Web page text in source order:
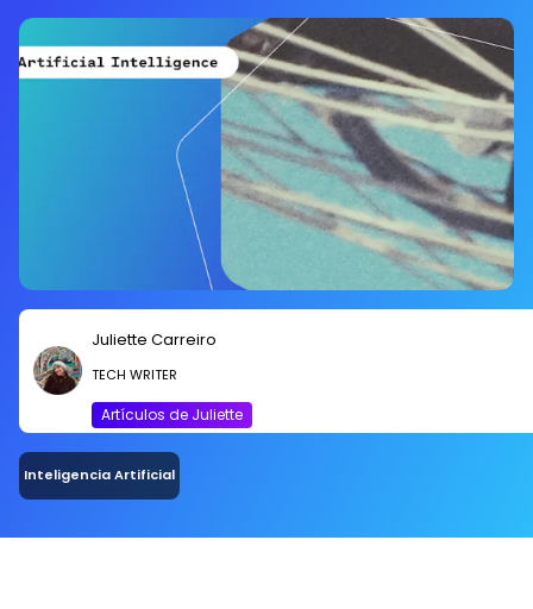
Juliette Carreiro
TECH WRITER
Artículos de Juliette
Inteligencia Artificial